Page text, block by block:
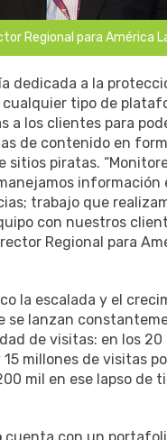
Regional para América
dedicada a la
tipo de
a los clientes para
de contenido en
sitios piratas.
información
trabajo que
con nuestros
Regional para
la escalada y el
se lanzan
de visitas: en los 20
millones de visitas
mil en ese lapso de
cuenta con un